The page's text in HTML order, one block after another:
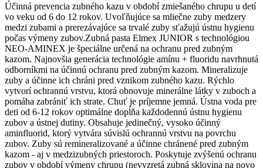
Účinná prevencia zubného kazu v období zmiešaného chrupu u detí
vo veku od 6 do 12 rokov. Uvoľňujúce sa mliečne zuby medzery
medzi zubami a prerezávajúce sa trvalé zuby sťažujú ústnu hygienu
počas výmeny zubov.Zubná pasta Elmex JUNIOR s technológiou
NEO-AMINEX je špeciálne určená na ochranu pred zubným
kazom. Najnovšia generácia technológie amínu + fluoridu navrhnutá
odborníkmi na účinnú ochranu pred zubným kazom. Mineralizuje
zuby a účinne ich chráni pred vznikom zubného kazu. Rýchlo
vytvorí ochrannú vrstvu, ktorá obnovuje minerálne látky v zuboch a
pomáha zabrániť ich strate. Chuť je príjemne jemná. Ústna voda pre
deti od 6-12 rokov optimálne dopĺňa každodennú ústnu hygienu
zubov a ústnej dutiny. Obsahuje jedinečný, vysoko účinný
aminfluorid, ktorý vytvára súvislú ochrannú vrstvu na povrchu
zubov. Zuby sú remineralizované a účinne chránené pred zubným
kazom - aj v medzizubných priestoroch. Poskytuje zvýšenú ochranu
zubov v období výmeny chrupu (nevyzretá zubná sklovina na novo